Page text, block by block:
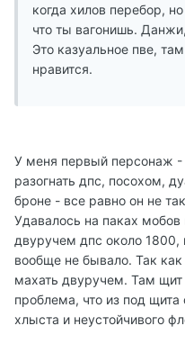
когда хилов перебор,
что ты вагонишь.
Это казуальное пве,
нравится.
У меня первый персонаж
разогнать дпс, посохом,
броне - все равно он не
Удавалось на паках мобов
двуручем дпс около 1800,
вообще не бывало. Так как
махать двуручем. Там щит
проблема, что из под
хлыста и неустойчивого